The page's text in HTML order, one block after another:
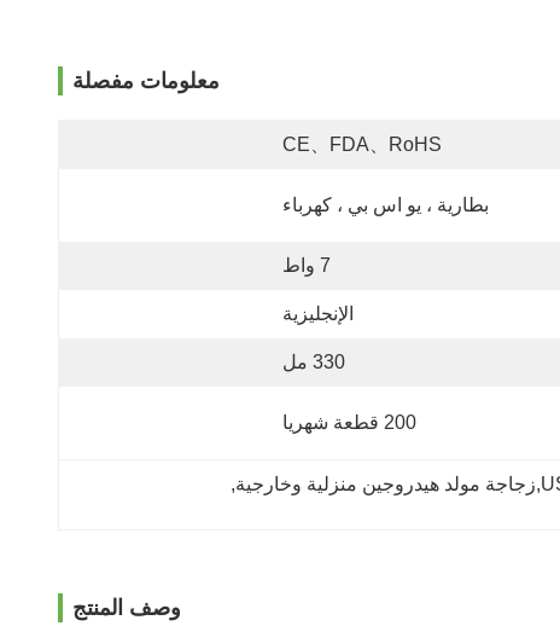
معلومات مفصلة
CE、FDA、RoHS
بطارية ، يو اس بي ، كهرباء
7 واط
الإنجليزية
330 مل
200 قطعة شهريا
,
وصف المنتج